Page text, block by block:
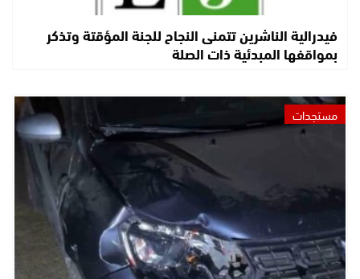
فيدرالية الناشرين تتمنى النجاح للجنة المؤقتة وتذكر
بمواقفها المبدئية ذات الصلة
مستجدات